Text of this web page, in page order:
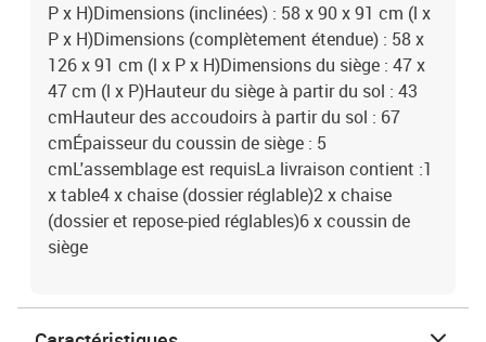
P x H)Dimensions (inclinées) : 58 x 90 x 91 cm (l x
P x H)Dimensions (complètement étendue) : 58 x
126 x 91 cm (l x P x H)Dimensions du siège : 47 x
47 cm (l x P)Hauteur du siège à partir du sol : 43
cmHauteur des accoudoirs à partir du sol : 67
cmÉpaisseur du coussin de siège : 5
cmL'assemblage est requisLa livraison contient :1
x table4 x chaise (dossier réglable)2 x chaise
(dossier et repose-pied réglables)6 x coussin de
siège